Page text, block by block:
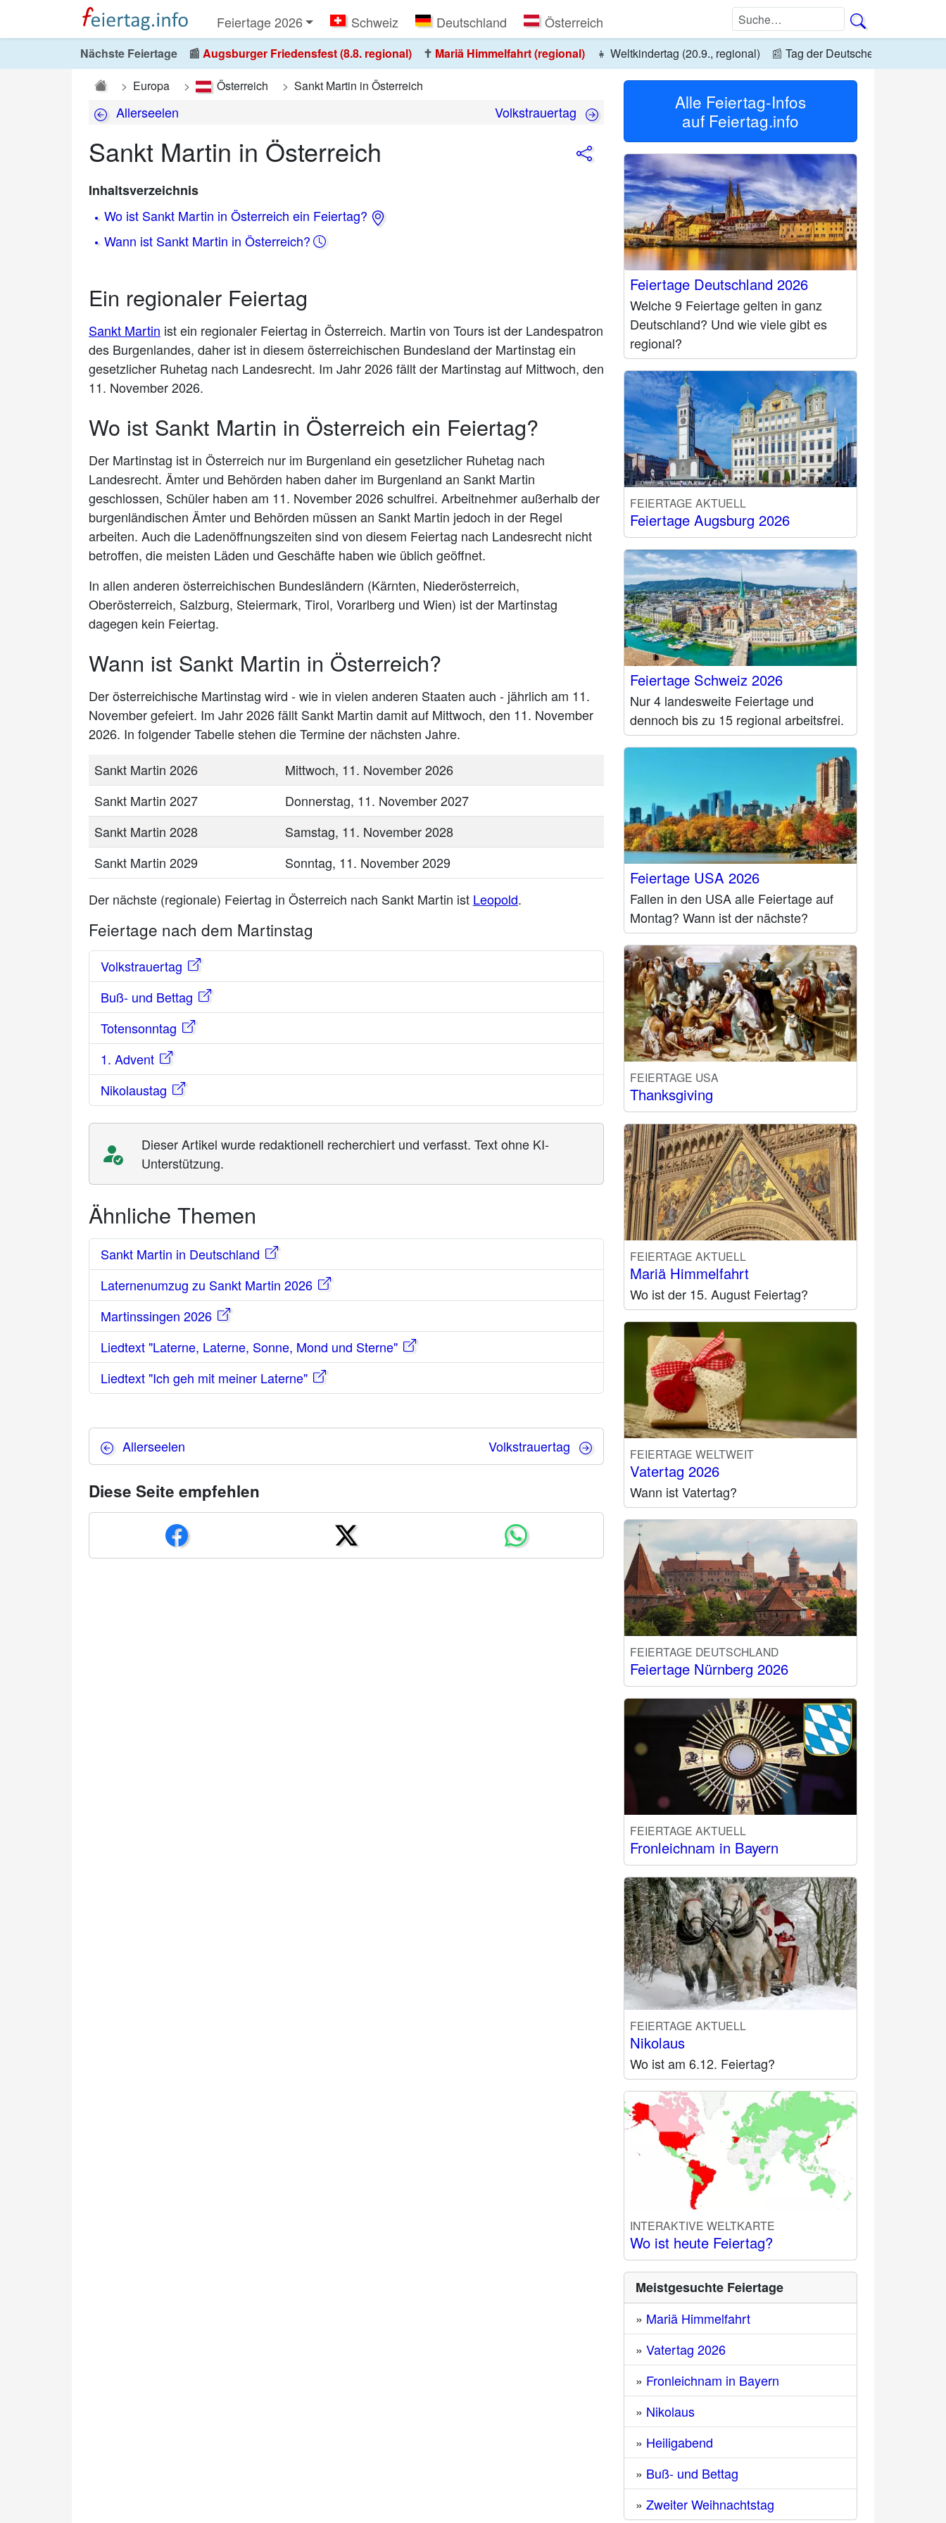
Feiertage 2026 Schweiz Deutschland Österreich
Nächste Feiertage 📰 Augsburger Friedensfest (8.8. regional) ✝️ Mariä Himmelfahrt (regional) 👧 Weltkindertag (20.9., regional) 📰 Tag der Deutschen Einheit
Europa
Österreich Sankt Martin in Österreich
Allerseelen Volkstrauertag
Sankt Martin in Österreich
Inhaltsverzeichnis
Wo ist Sankt Martin in Österreich ein Feiertag?
Wann ist Sankt Martin in Österreich?
Ein regionaler Feiertag
Sankt Martin ist ein regionaler Feiertag in Österreich. Martin von Tours ist der Landespatron
des Burgenlandes, daher ist in diesem österreichischen Bundesland der Martinstag ein
gesetzlicher Ruhetag nach Landesrecht. Im Jahr 2026 fällt der Martinstag auf Mittwoch, den
11. November 2026.
Wo ist Sankt Martin in Österreich ein Feiertag?
Der Martinstag ist in Österreich nur im Burgenland ein gesetzlicher Ruhetag nach
Landesrecht. Ämter und Behörden haben daher im Burgenland an Sankt Martin
geschlossen, Schüler haben am 11. November 2026 schulfrei. Arbeitnehmer außerhalb der
burgenländischen Ämter und Behörden müssen an Sankt Martin jedoch in der Regel
arbeiten. Auch die Ladenöffnungszeiten sind von diesem Feiertag nach Landesrecht nicht
betroffen, die meisten Läden und Geschäfte haben wie üblich geöffnet.
In allen anderen österreichischen Bundesländern (Kärnten, Niederösterreich,
Oberösterreich, Salzburg, Steiermark, Tirol, Vorarlberg und Wien) ist der Martinstag
dagegen kein Feiertag.
Wann ist Sankt Martin in Österreich?
Der österreichische Martinstag wird - wie in vielen anderen Staaten auch - jährlich am 11.
November gefeiert. Im Jahr 2026 fällt Sankt Martin damit auf Mittwoch, den 11. November
2026. In folgender Tabelle stehen die Termine der nächsten Jahre.
Sankt Martin 2026
Mittwoch, 11. November 2026
Sankt Martin 2027
Donnerstag, 11. November 2027
Sankt Martin 2028
Samstag, 11. November 2028
Sankt Martin 2029
Sonntag, 11. November 2029
Der nächste (regionale) Feiertag in Österreich nach Sankt Martin ist Leopold.
Feiertage nach dem Martinstag
Volkstrauertag
Buß- und Bettag
Totensonntag
1. Advent
Nikolaustag
Dieser Artikel wurde redaktionell recherchiert und verfasst. Text ohne KI-
Unterstützung.
Ähnliche Themen
Sankt Martin in Deutschland
Laternenumzug zu Sankt Martin 2026
Martinssingen 2026
Liedtext "Laterne, Laterne, Sonne, Mond und Sterne"
Liedtext "Ich geh mit meiner Laterne"
Allerseelen Volkstrauertag
Diese Seite empfehlen
Alle Feiertag-Infos
auf Feiertag.info
Feiertage Deutschland 2026
Welche 9 Feiertage gelten in ganz
Deutschland? Und wie viele gibt es
regional?
FEIERTAGE AKTUELL
Feiertage Augsburg 2026
Feiertage Schweiz 2026
Nur 4 landesweite Feiertage und
dennoch bis zu 15 regional arbeitsfrei.
Feiertage USA 2026
Fallen in den USA alle Feiertage auf
Montag? Wann ist der nächste?
FEIERTAGE USA
Thanksgiving
FEIERTAGE AKTUELL
Mariä Himmelfahrt
Wo ist der 15. August Feiertag?
FEIERTAGE WELTWEIT
Vatertag 2026
Wann ist Vatertag?
FEIERTAGE DEUTSCHLAND
Feiertage Nürnberg 2026
FEIERTAGE AKTUELL
Fronleichnam in Bayern
FEIERTAGE AKTUELL
Nikolaus
Wo ist am 6.12. Feiertag?
INTERAKTIVE WELTKARTE
Wo ist heute Feiertag?
Meistgesuchte Feiertage
» Mariä Himmelfahrt
» Vatertag 2026
» Fronleichnam in Bayern
» Nikolaus
» Heiligabend
» Buß- und Bettag
» Zweiter Weihnachtstag